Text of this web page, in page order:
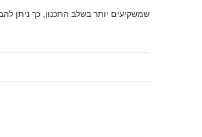
שמשקיעים יותר בשלב התכנון, כך ניתן